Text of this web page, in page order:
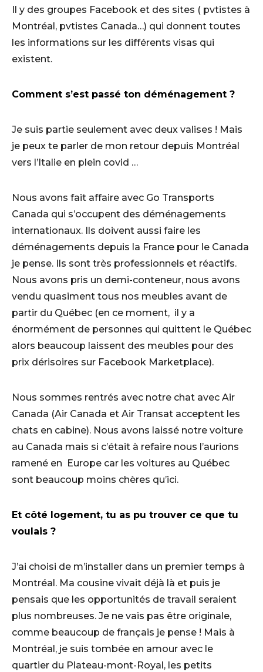
Il y des groupes Facebook et des sites ( pvtistes à
Montréal, pvtistes Canada…) qui donnent toutes
les informations sur les différents visas qui
existent.
Comment s’est passé ton déménagement ?
Je suis partie seulement avec deux valises ! Mais
je peux te parler de mon retour depuis Montréal
vers l’Italie en plein covid …
Nous avons fait affaire avec Go Transports
Canada qui s’occupent des déménagements
internationaux. Ils doivent aussi faire les
déménagements depuis la France pour le Canada
je pense. Ils sont très professionnels et réactifs.
Nous avons pris un demi-conteneur, nous avons
vendu quasiment tous nos meubles avant de
partir du Québec (en ce moment, il y a
énormément de personnes qui quittent le Québec
alors beaucoup laissent des meubles pour des
prix dérisoires sur Facebook Marketplace).
Nous sommes rentrés avec notre chat avec Air
Canada (Air Canada et Air Transat acceptent les
chats en cabine). Nous avons laissé notre voiture
au Canada mais si c’était à refaire nous l’aurions
ramené en Europe car les voitures au Québec
sont beaucoup moins chères qu’ici.
Et côté logement, tu as pu trouver ce que tu
voulais ?
J’ai choisi de m’installer dans un premier temps à
Montréal. Ma cousine vivait déjà là et puis je
pensais que les opportunités de travail seraient
plus nombreuses. Je ne vais pas être originale,
comme beaucoup de français je pense ! Mais à
Montréal, je suis tombée en amour avec le
quartier du Plateau-mont-Royal, les petits